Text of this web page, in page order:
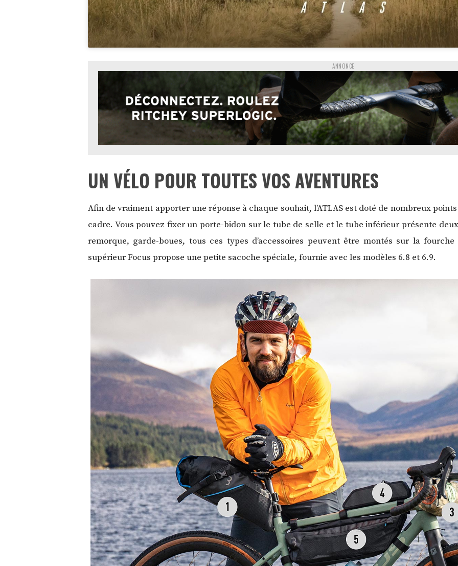
ANNONCE
UN VÉLO POUR TOUTES VOS AVENTURES
Afin de vraiment apporter une réponse à chaque souhait, l’ATLAS est doté de nombreux
cadre. Vous pouvez fixer un porte-bidon sur le tube de selle et le tube inférieur présente
remorque, garde-boues, tous ces types d’accessoires peuvent être montés sur la
supérieur Focus propose une petite sacoche spéciale, fournie avec les modèles 6.8 et 6.9.